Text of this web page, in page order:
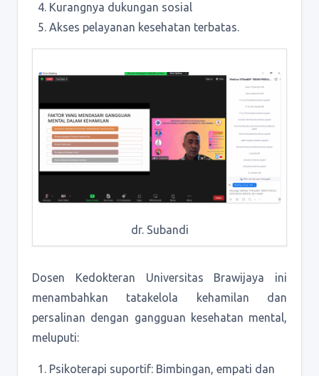
Kurangnya dukungan sosial
Akses pelayanan kesehatan terbatas.
dr. Subandi
Dosen Kedokteran Universitas Brawijaya ini
menambahkan tatakelola kehamilan dan
persalinan dengan gangguan kesehatan mental,
meluputi:
Psikoterapi suportif: Bimbingan, empati dan